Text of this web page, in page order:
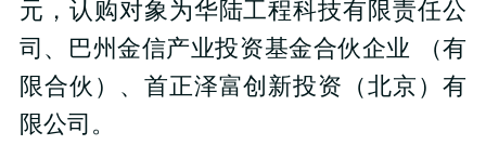
元，认购对象为华陆工程科技有限责任公
司、巴州金信产业投资基金合伙企业 （有
限合伙）、首正泽富创新投资（北京）有
限公司。